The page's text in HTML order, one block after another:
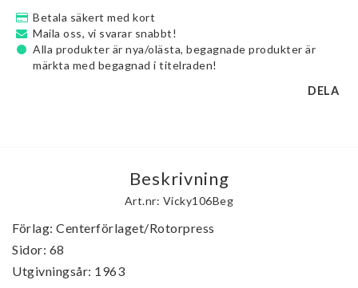
Betala säkert med kort
Maila oss, vi svarar snabbt!
Alla produkter är nya/olästa, begagnade produkter är
märkta med begagnad i titelraden!
DELA
Beskrivning
Art.nr: Vicky106Beg
Förlag: Centerförlaget/Rotorpress
Sidor: 68
Utgivningsår: 1963